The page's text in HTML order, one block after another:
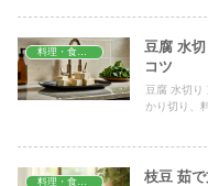
豆腐 水
コツ
豆腐 水切り
かり切り、
枝豆 茹